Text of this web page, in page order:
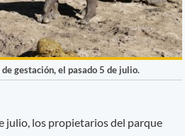
gestación, el pasado 5 de julio.
julio, los propietarios del parque